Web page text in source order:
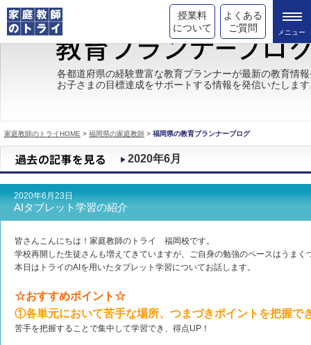
授業料
について
よくある
ご質問
トライの教育理念
成績が上がる理由
都道府県別情報
合格体験談
キャンペーン情報
各都道府県の経験豊富な教育プランナーが最新の教育情
お子さまの目標達成をサポートする情報を発信いたしま
家庭教師のトライHOME > 福岡県の家庭教師 > 福岡県の教育プランナーブログ
2020年6月
2020年6月23日
AIタブレット学習の紹介
皆さんこんにちは！家庭教師のトライ 福岡校です。
学校再開した生徒さんも増えてきていますが、ご自身の勉強のペースはうまく
本日はトライのAIを用いたタブレット学習についてお話します。
☆おすすめポイント☆
①各単元において苦手な場所、つまづきポイントを把握で
苦手を把握することで集中して学習でき、得点UP！